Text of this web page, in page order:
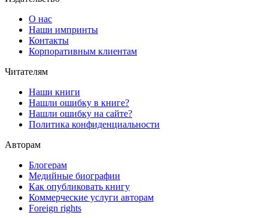
О нас
Наши импринты
Контакты
Корпоративным клиентам
Читателям
Наши книги
Нашли ошибку в книге?
Нашли ошибку на сайте?
Политика конфиденциальности
Авторам
Блогерам
Медийные биографии
Как опубликовать книгу
Коммерческие услуги авторам
Foreign rights